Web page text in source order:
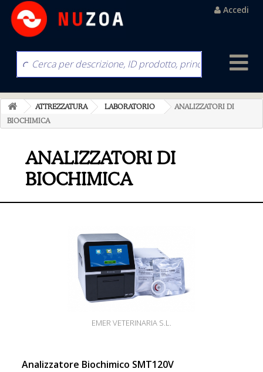
Accedi
ATTREZZATURA LABORATORIO
ANALIZZATORI DI
BIOCHIMICA
ANALIZZATORI DI
BIOCHIMICA
EMER VETERINARIA S.L.
Analizzatore Biochimico SMT120V